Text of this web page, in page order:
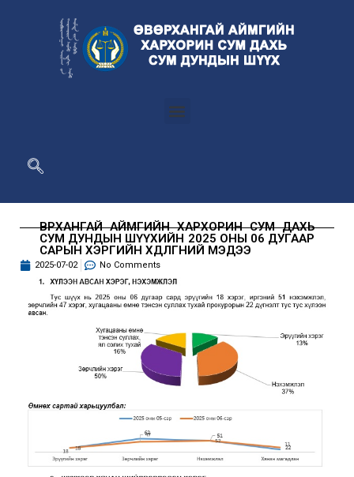
ӨВӨРХАНГАЙ АЙМГИЙН ХАРХОРИН СУМ ДАХЬ
СУМ ДУНДЫН ШҮҮХИЙН 2025 ОНЫ 06 ДУГААР
САРЫН ХЭРГИЙН ХӨДӨЛГӨӨНИЙ МЭДЭЭ
2025-07-02 No Comments